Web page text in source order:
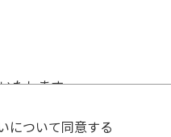
たします。
ため
について同意する